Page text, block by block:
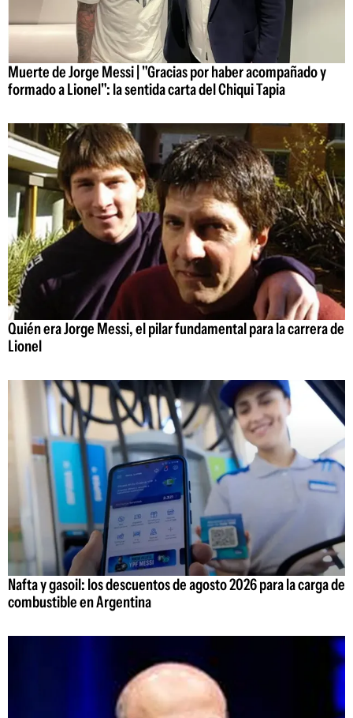
Muerte de Jorge Messi | "Gracias por haber acompañado y
formado a Lionel": la sentida carta del Chiqui Tapia
Quién era Jorge Messi, el pilar fundamental para la carrera de
Lionel
Nafta y gasoil: los descuentos de agosto 2026 para la carga de
combustible en Argentina